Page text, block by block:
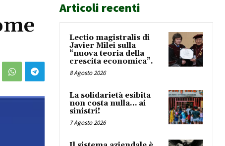
Articoli recenti
Lectio magistralis di
Javier Milei sulla
“nuova teoria della
crescita economica”.
8 Agosto 2026
La solidarietà esibita
non costa nulla… ai
sinistri!
7 Agosto 2026